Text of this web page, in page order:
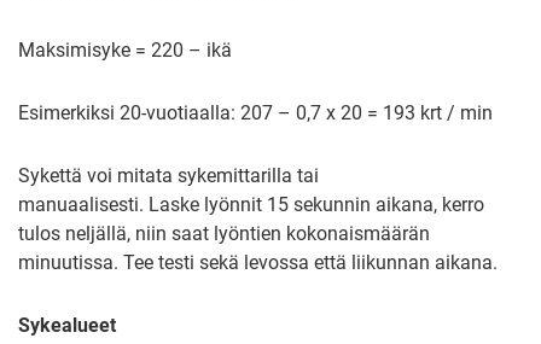
Maksimisyke = 220 – ikä
Esimerkiksi 20-vuotiaalla: 207 – 0,7 x 20 = 193 krt / min
Sykettä voi mitata sykemittarilla tai
manuaalisesti. Laske lyönnit 15 sekunnin aikana, kerro
tulos neljällä, niin saat lyöntien kokonaismäärän
minuutissa. Tee testi sekä levossa että liikunnan aikana.
Sykealueet